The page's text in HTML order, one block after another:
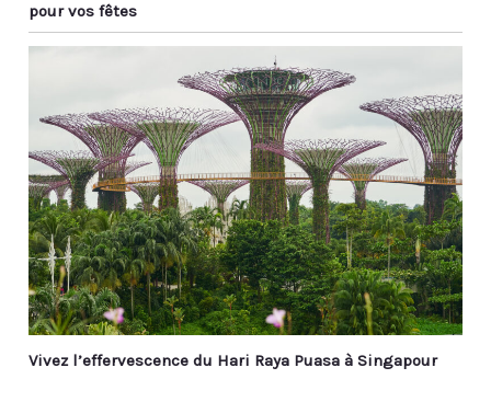
pour vos fêtes
Vivez l’effervescence du Hari Raya Puasa à Singapour